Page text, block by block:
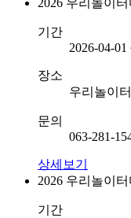
2026 우리놀이
기간
2026-04-01
장소
우리놀이
문의
063-281-
상세보기
2026 우리놀이
기간